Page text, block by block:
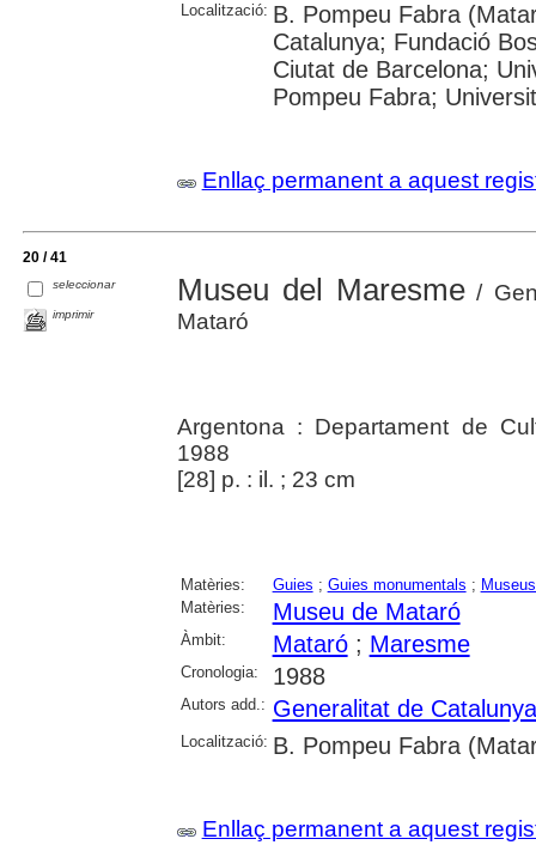
Localització: B. Pompeu Fabra
Catalunya; Fundació
Ciutat de Barcelona;
Pompeu Fabra;
Enllaç permanent a aquest
20 / 41
seleccionar
imprimir
Museu del Maresme /
Mataró
Argentona : Departament de
1988
[28] p. : il. ; 23 cm
Matèries: Guies ; Guies monumentals ;
Matèries:
Museu de Mataró
Àmbit: Mataró; Maresme
Cronologia: 1988
Autors add.: Generalitat de Catalunya
Localització: B. Pompeu Fabra
Enllaç permanent a aquest